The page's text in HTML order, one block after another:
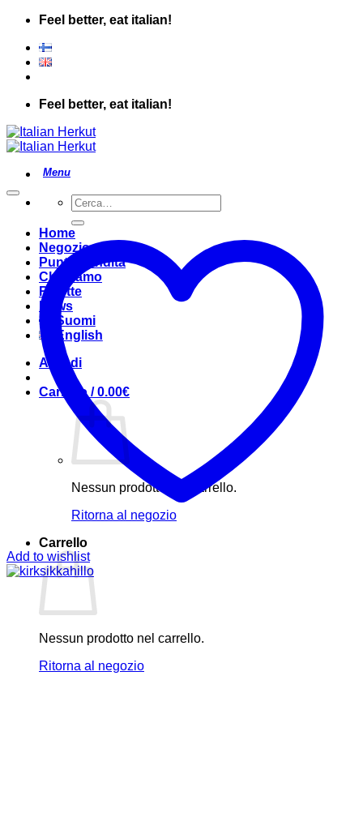
Salta
contenuti
Feel better, eat italian!
Feel better, eat italian!
Cerca:
Home
Negozio
Punto Vendita
Chi Siamo
Ricette
News
Suomi
English
Accedi
Carrello /0.00€
Nessun prodotto nel carrello.
Ritorna al negozio
Carrello
Nessun prodotto nel carrello.
Ritorna al negozio
Add to wishlist